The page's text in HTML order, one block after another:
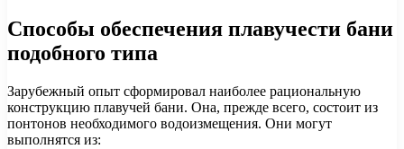
Способы обеспечения плавучести бани
подобного типа
Зарубежный опыт сформировал наиболее рациональную
конструкцию плавучей бани. Она, прежде всего, состоит из
понтонов необходимого водоизмещения. Они могут
выполнятся из: